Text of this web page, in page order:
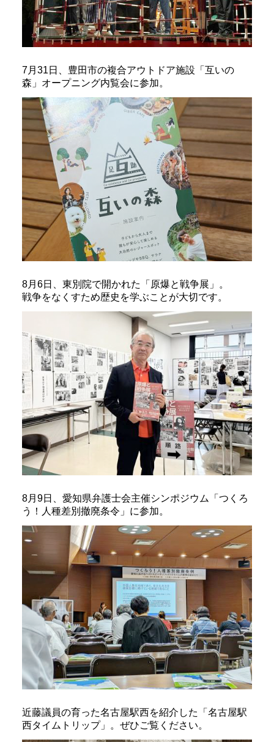
7月31日、豊田市の複合アウトドア施設「互いの
森」オープニング内覧会に参加。
8月6日、東別院で開かれた「原爆と戦争展」。
戦争をなくすため歴史を学ぶことが大切です。
8月9日、愛知県弁護士会主催シンポジウム「つくろ
う！人種差別撤廃条令」に参加。
近藤議員の育った名古屋駅西を紹介した「名古屋駅
西タイムトリップ」。ぜひご覧ください。